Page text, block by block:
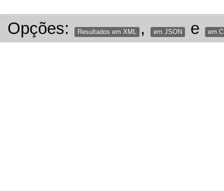
Opções: Resultados em XML , em JSON e em